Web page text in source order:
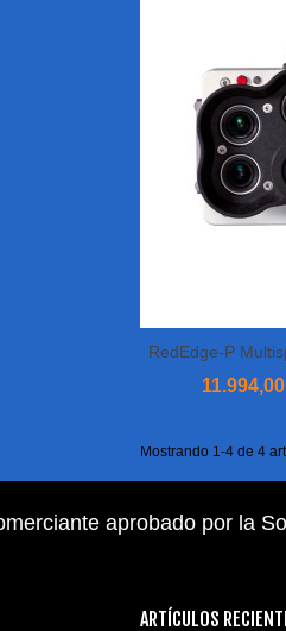
Añadir Al
RedEdge-P
DJI
Mostrando 1-4 de 4
ARTÍCULOS
aprobado por la